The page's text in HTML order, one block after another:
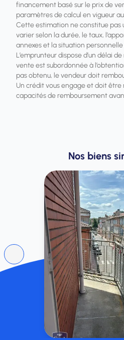
financement basé sur le prix de
paramètres de calcul en vigueur
Cette estimation ne constitue
varier selon la durée, le taux,
annexes et la situation personnelle
L’emprunteur dispose d’un délai
vente est subordonnée à
pas obtenu, le vendeur doit
Un crédit vous engage et doit être
capacités de remboursement
Nos biens